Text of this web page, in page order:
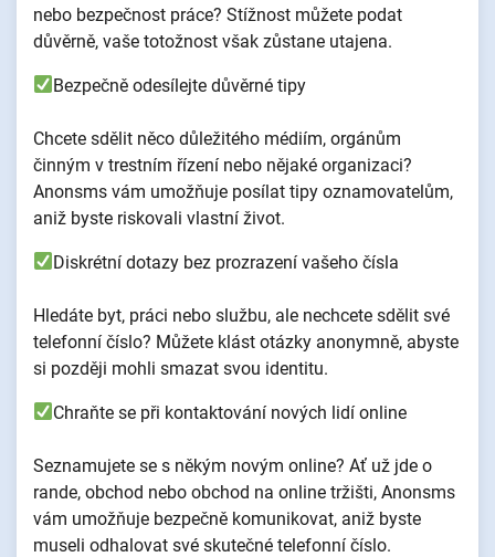
nebo bezpečnost práce? Stížnost můžete podat
důvěrně, vaše totožnost však zůstane utajena.
Bezpečně odesílejte důvěrné tipy
Chcete sdělit něco důležitého médiím, orgánům
činným v trestním řízení nebo nějaké organizaci?
Anonsms vám umožňuje posílat tipy oznamovatelům,
aniž byste riskovali vlastní život.
Diskrétní dotazy bez prozrazení vašeho čísla
Hledáte byt, práci nebo službu, ale nechcete sdělit své
telefonní číslo? Můžete klást otázky anonymně, abyste
si později mohli smazat svou identitu.
Chraňte se při kontaktování nových lidí online
Seznamujete se s někým novým online? Ať už jde o
rande, obchod nebo obchod na online tržišti, Anonsms
vám umožňuje bezpečně komunikovat, aniž byste
museli odhalovat své skutečné telefonní číslo.